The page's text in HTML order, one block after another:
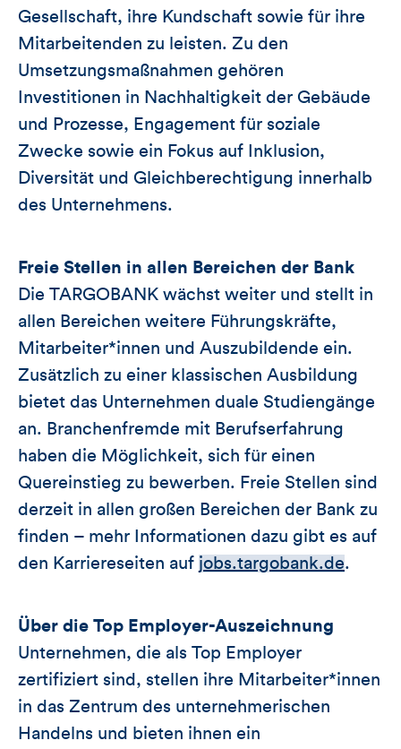
Gesellschaft, ihre Kundschaft sowie für ihre
Mitarbeitenden zu leisten. Zu den
Umsetzungsmaßnahmen gehören
Investitionen in Nachhaltigkeit der Gebäude
und Prozesse, Engagement für soziale
Zwecke sowie ein Fokus auf Inklusion,
Diversität und Gleichberechtigung innerhalb
des Unternehmens.
Freie Stellen in allen Bereichen der Bank
Die TARGOBANK wächst weiter und stellt in
allen Bereichen weitere Führungskräfte,
Mitarbeiter*innen und Auszubildende ein.
Zusätzlich zu einer klassischen Ausbildung
bietet das Unternehmen duale Studiengänge
an. Branchenfremde mit Berufserfahrung
haben die Möglichkeit, sich für einen
Quereinstieg zu bewerben. Freie Stellen sind
derzeit in allen großen Bereichen der Bank zu
finden – mehr Informationen dazu gibt es auf
den Karriereseiten auf jobs.targobank.de.
Über die Top Employer-Auszeichnung
Unternehmen, die als Top Employer
zertifiziert sind, stellen ihre Mitarbeiter*innen
in das Zentrum des unternehmerischen
Handelns und bieten ihnen ein